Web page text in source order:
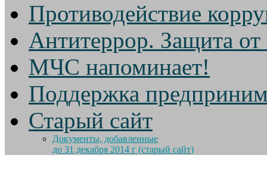
Противодействие
Антитеррор. Защита
МЧС напоминает!
Поддержка
Старый сайт
Документы, добавленные
до 31 декабря 2014 г (старый сайт)